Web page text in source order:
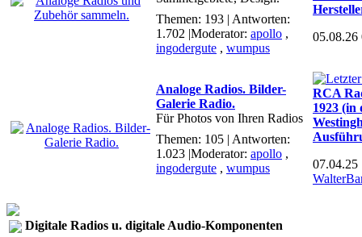
Themen: 193 | Antworten:
1.702 |Moderator: apollo ,
ingodergute , wumpus
Analoge Radios. Bilder-
Galerie Radio.
Für Photos von Ihren Radios
Themen: 105 | Antworten:
1.023 |Moderator: apollo ,
ingodergute , wumpus
RCA
1923 (in
07.04.25
Digitale Radios u. digitale Audio-Komponenten